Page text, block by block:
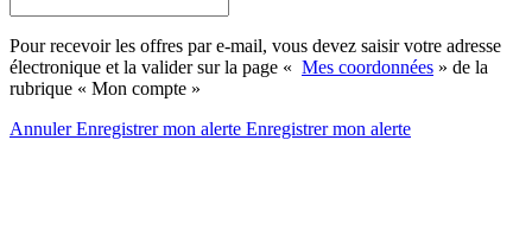
Pour recevoir les offres par e-mail, vous devez saisir votre adresse
électronique et la valider sur la page « Mes coordonnées » de la
rubrique « Mon compte »
AnnulerEnregistrer mon alerte Enregistrermon alerte